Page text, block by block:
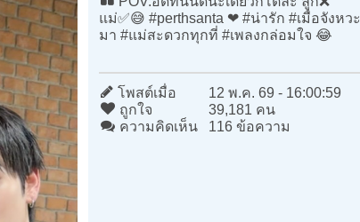
แม่✅😅 #perthsanta ❤️ #น่ารัก #เมื่อจังหวะ
มา #แม่สะดวกทุกที่ #เพลงกล่อมใจ 😂
โพสต์เมื่อ
12 พ.ค. 69 - 16:00:59
ถูกใจ
39,181 คน
ความคิดเห็น
116 ข้อความ